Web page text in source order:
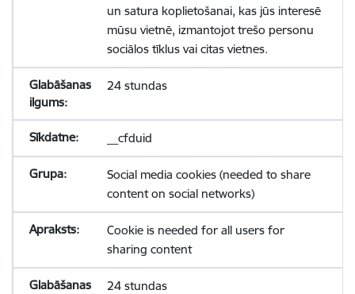
un satura koplietošanai, kas jūs interesē
mūsu vietnē, izmantojot trešo personu
sociālos tīklus vai citas vietnes.
24 stundas
__cfduid
Social media cookies (needed to share
content on social networks)
Cookie is needed for all users for
sharing content
24 stundas